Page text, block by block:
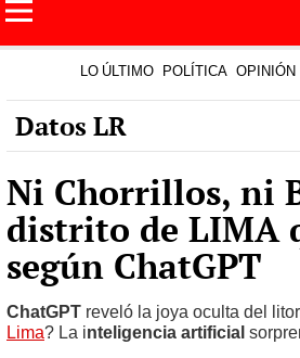
LO ÚLTIMO POLÍTICA OPINIÓN
Datos LR
Ni Chorrillos, ni
distrito de LIMA
según ChatGPT
ChatGPT reveló la joya oculta del
Lima? La inteligencia artificial